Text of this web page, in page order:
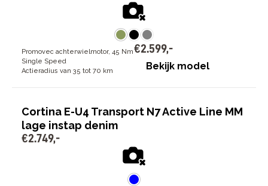
Promovec achterwielmotor, 45 Nm
Single Speed
Actieradius van 35 tot 70 km
€2.599,-
Bekijk model
Cortina E-U4 Transport N7 Active Line MM
lage instap denim
€2.749,-